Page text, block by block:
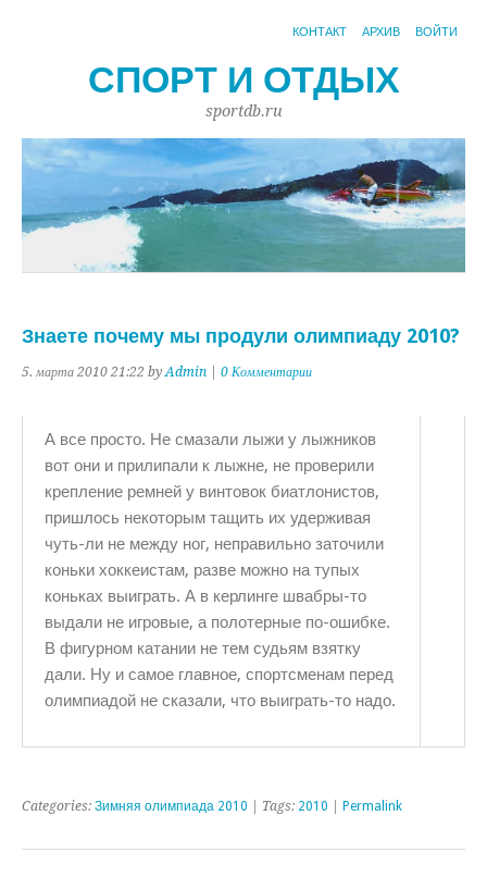
КОНТАКТ АРХИВ ВОЙТИ
СПОРТ И ОТДЫХ
sportdb.ru
Знаете почему мы продули олимпиаду 2010?
5. марта 2010 21:22 byAdmin 0 Комментарии
А все просто. Не смазали лыжи у лыжников
вот они и прилипали к лыжне, не проверили
крепление ремней у винтовок биатлонистов,
пришлось некоторым тащить их удерживая
чуть-ли не между ног, неправильно заточили
коньки хоккеистам, разве можно на тупых
коньках выиграть. А в керлинге швабры-то
выдали не игровые, а полотерные по-ошибке.
В фигурном катании не тем судьям взятку
дали. Ну и самое главное, спортсменам перед
олимпиадой не сказали, что выиграть-то надо.
Categories: Зимняя олимпиада 2010 | Tags: 2010 Permalink